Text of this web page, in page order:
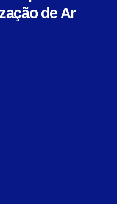
de Ar